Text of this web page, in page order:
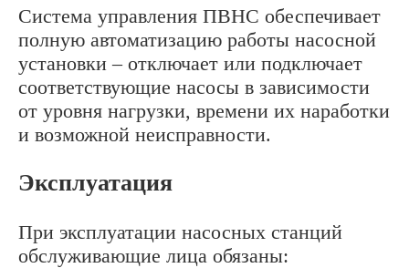
Система управления ПВНС обеспечивает
полную автоматизацию работы насосной
установки – отключает или подключает
соответствующие насосы в зависимости
от уровня нагрузки, времени их наработки
и возможной неисправности.
Эксплуатация
При эксплуатации насосных станций
обслуживающие лица обязаны: